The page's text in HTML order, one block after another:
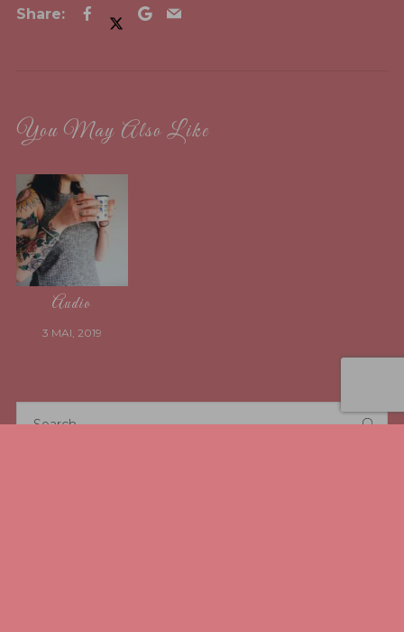
You May Also Like
Audio
3 MAI, 2019